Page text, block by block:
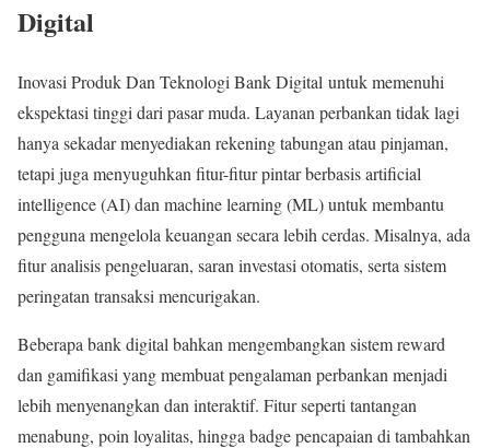
Digital
Inovasi Produk Dan Teknologi Bank Digital untuk memenuhi
ekspektasi tinggi dari pasar muda. Layanan perbankan tidak lagi
hanya sekadar menyediakan rekening tabungan atau pinjaman,
tetapi juga menyuguhkan fitur-fitur pintar berbasis artificial
intelligence (AI) dan machine learning (ML) untuk membantu
pengguna mengelola keuangan secara lebih cerdas. Misalnya, ada
fitur analisis pengeluaran, saran investasi otomatis, serta sistem
peringatan transaksi mencurigakan.
Beberapa bank digital bahkan mengembangkan sistem reward
dan gamifikasi yang membuat pengalaman perbankan menjadi
lebih menyenangkan dan interaktif. Fitur seperti tantangan
menabung, poin loyalitas, hingga badge pencapaian di tambahkan